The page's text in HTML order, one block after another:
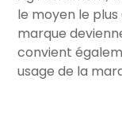
le moyen le
marque
convient
usage de la